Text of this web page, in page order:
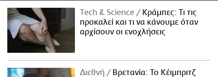
Τech & Science
Κράμπες: Τι τις
προκαλεί και τι να κάνουμε όταν
αρχίσουν οι ενοχλήσεις
Διεθνή
Βρετανία: Το Κέιμπριτζ